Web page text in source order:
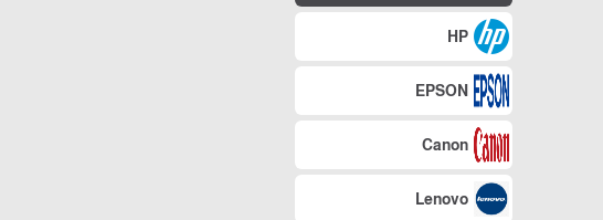
HP
EPSON
Canon
Lenovo